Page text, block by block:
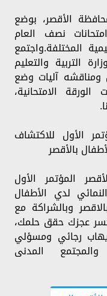
الأقصر، بوضع
نصف العام
التعليمية المختلفة.واجتمع
التربية والتعليم
ومناقشه آليات وضع
الامتحانية،
الأول للاكتشاف
بالأقصر
المؤتمر الأول
لدي الأطفال
وبالشراكة مع
عجزك حقق حلمك،
رجائي ومسؤلي
المدنى